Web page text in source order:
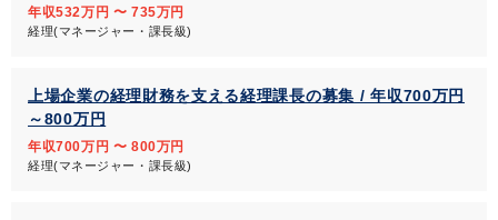
年収532万円 〜 735万円
経理(マネージャー・課長級)
上場企業の経理財務を支える経理課長の募集 / 年収700万円
～800万円
年収700万円 〜 800万円
経理(マネージャー・課長級)